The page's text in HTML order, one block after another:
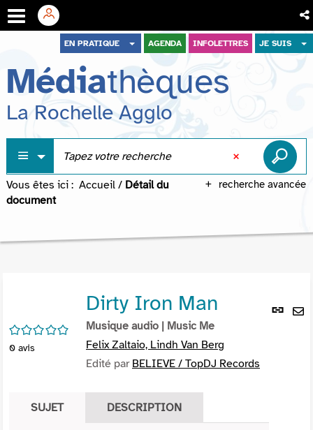
menu
contenu
recherche
EN PRATIQUE AGENDA INFOLETTRES JE SUIS
Médiathèques
La Rochelle Agglo
recherche avancée
Vous êtes ici : Accueil / Détail du
document
Lien
/5
0 avis
Dirty Iron Man
Musique audio | Music Me
Felix Zaltaio, Lindh Van Berg
Edité par BELIEVE / TopDJ Records
SUJET DESCRIPTION